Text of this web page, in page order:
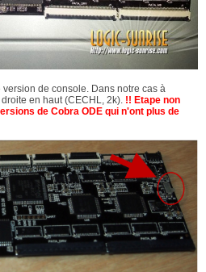
de console. Dans notre cas à
en haut (CECHL, 2k). !! Etape non
de Cobra ODE qui n'ont plus de